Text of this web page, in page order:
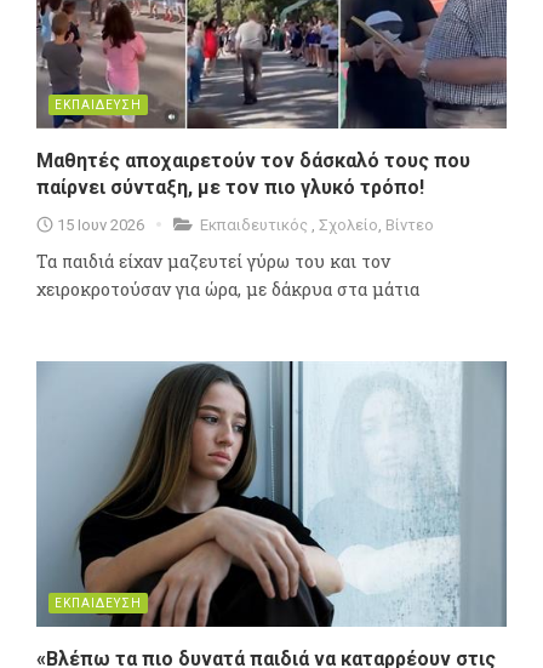
ΕΚΠΑΙΔΕΥΣΗ
Μαθητές αποχαιρετούν τον δάσκαλό τους που
παίρνει σύνταξη, με τον πιο γλυκό τρόπο!
15 Ιουν 2026 Εκπαιδευτικός , Σχολείο, Βίντεο
Τα παιδιά είχαν μαζευτεί γύρω του και τον
χειροκροτούσαν για ώρα, με δάκρυα στα μάτια
ΕΚΠΑΙΔΕΥΣΗ
«Βλέπω τα πιο δυνατά παιδιά να καταρρέουν στις